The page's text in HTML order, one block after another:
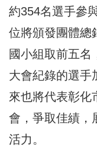
約354名選手參
位將頒發團體總
國小組取前五名
大會紀錄的選手
來也將代表彰化
會，爭取佳績，
活力。